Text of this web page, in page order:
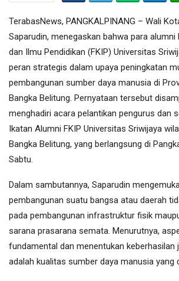
TerabasNews, PANGKALPINANG – Wali
Saparudin, menegaskan bahwa para alumni
dan Ilmu Pendidikan (FKIP) Universitas
peran strategis dalam upaya peningkatan
pembangunan sumber daya manusia di
Bangka Belitung. Pernyataan tersebut
menghadiri acara pelantikan pengurus dan
Ikatan Alumni FKIP Universitas Sriwijaya
Bangka Belitung, yang berlangsung di
Sabtu.
Dalam sambutannya, Saparudin
pembangunan suatu bangsa atau daerah
pada pembangunan infrastruktur fisik
sarana prasarana semata. Menurutnya,
fundamental dan menentukan keberhasilan
adalah kualitas sumber daya manusia yang